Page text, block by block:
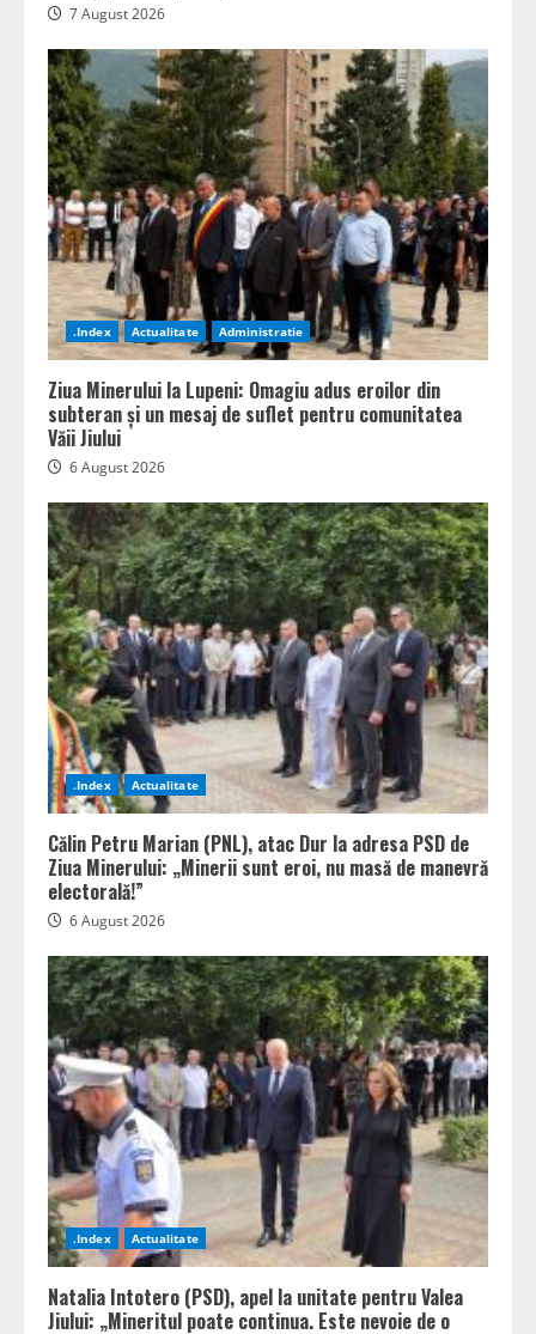
7 August 2026
.Index Actualitate Administratie
Ziua Minerului la Lupeni: Omagiu adus eroilor din
subteran și un mesaj de suflet pentru comunitatea
Văii Jiului
6 August 2026
.Index Actualitate
Călin Petru Marian (PNL), atac Dur la adresa PSD de
Ziua Minerului: „Minerii sunt eroi, nu masă de manevră
electorală!”
6 August 2026
.Index Actualitate
Natalia Intotero (PSD), apel la unitate pentru Valea
Jiului: „Mineritul poate continua. Este nevoie de o